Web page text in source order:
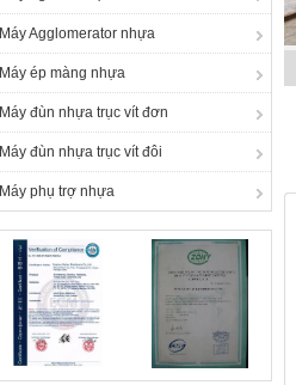
Máy Agglomerator nhựa
Máy ép màng nhựa
Máy đùn nhựa trục vít đơn
Máy đùn nhựa trục vít đôi
Máy phụ trợ nhựa